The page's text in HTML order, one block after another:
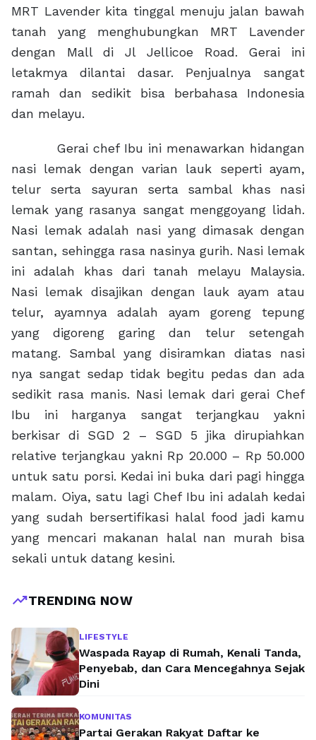
MRT Lavender kita tinggal menuju jalan bawah
tanah yang menghubungkan MRT Lavender
dengan Mall di Jl Jellicoe Road. Gerai ini
letakmya dilantai dasar. Penjualnya sangat
ramah dan sedikit bisa berbahasa Indonesia
dan melayu.
Gerai chef Ibu ini menawarkan hidangan
nasi lemak dengan varian lauk seperti ayam,
telur serta sayuran serta sambal khas nasi
lemak yang rasanya sangat menggoyang lidah.
Nasi lemak adalah nasi yang dimasak dengan
santan, sehingga rasa nasinya gurih. Nasi lemak
ini adalah khas dari tanah melayu Malaysia.
Nasi lemak disajikan dengan lauk ayam atau
telur, ayamnya adalah ayam goreng tepung
yang digoreng garing dan telur setengah
matang. Sambal yang disiramkan diatas nasi
nya sangat sedap tidak begitu pedas dan ada
sedikit rasa manis. Nasi lemak dari gerai Chef
Ibu ini harganya sangat terjangkau yakni
berkisar di SGD 2 – SGD 5 jika dirupiahkan
relative terjangkau yakni Rp 20.000 – Rp 50.000
untuk satu porsi. Kedai ini buka dari pagi hingga
malam. Oiya, satu lagi Chef Ibu ini adalah kedai
yang sudah bersertifikasi halal food jadi kamu
yang mencari makanan halal nan murah bisa
sekali untuk datang kesini.
trending_upTRENDING NOW
LIFESTYLE
Waspada Rayap di Rumah, Kenali Tanda,
Penyebab, dan Cara Mencegahnya Sejak
Dini
KOMUNITAS
Partai Gerakan Rakyat Daftar ke